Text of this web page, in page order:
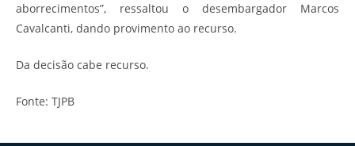
aborrecimentos”, ressaltou o desembargador Marcos
Cavalcanti, dando provimento ao recurso.
Da decisão cabe recurso.
Fonte: TJPB